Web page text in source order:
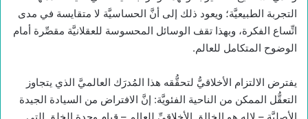
التجربة الطبيعيَّة؛ ويعود ذلك إلى أنَّ الحساسيَّة لا متقايسة في مدى
اتِّساع الفكرة، وبهذا تقف الوسائل المحسوسة للعقلانيَّة مقصِّرة أمام
الوضوح المتكامل للعالم.
يفترض الالتزام الأخلاقيُّ لتحقُّقه هذا المُدرَك العالميَّ الذي يتجاوز
التعقُّل الممكن من الناحية الفئويَّة: إنَّ الافتراض من السيادة الجيدة